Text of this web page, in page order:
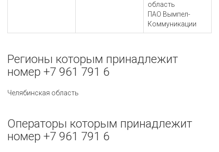
область
ПАО Вымпел-
Коммуникации
Регионы которым принадлежит
номер +7 961 791 6
Челябинская область
Операторы которым принадлежит
номер +7 961 791 6